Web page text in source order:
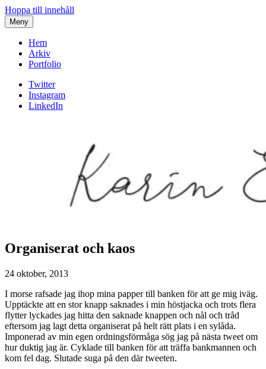
Hoppa till innehåll
Meny
Hem
Arkiv
Portfolio
Twitter
Instagram
LinkedIn
Karin af Malmoe
Organiserat och kaos
24 oktober, 2013
I morse rafsade jag ihop mina papper till banken för att ge mig iväg.
Upptäckte att en stor knapp saknades i min höstjacka och trots flera
flytter lyckades jag hitta den saknade knappen och nål och tråd
eftersom jag lagt detta organiserat på helt rätt plats i en sylåda.
Imponerad av min egen ordningsförmåga sög jag på nästa tweet om
hur duktig jag är. Cyklade till banken för att träffa bankmannen och
kom fel dag. Slutade suga på den där tweeten.